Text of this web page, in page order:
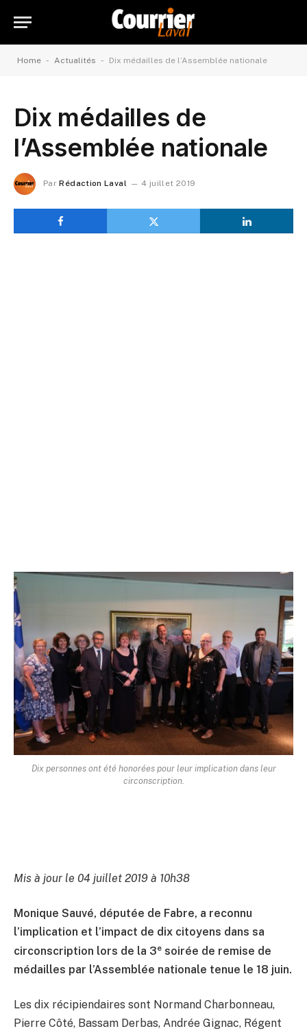
Home - Actualités - Dix médailles de l’Assemblée nationale
Dix médailles de
l’Assemblée nationale
Par Rédaction Laval 4 juillet 2019
Dix personnes ont été honorées pour leur implication dans leur
circonscription.
Mis à jour le 04 juillet 2019 à 10h38
Monique Sauvé, députée de Fabre, a reconnu
l’implication et l’impact de dix citoyens dans sa
circonscription lors de la 3e soirée de remise de
médailles par l’Assemblée nationale tenue le 18 juin.
Les dix récipiendaires sont Normand Charbonneau,
Pierre Côté, Bassam Derbas, Andrée Gignac, Régent